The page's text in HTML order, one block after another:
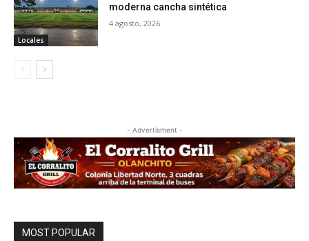
Locales
moderna cancha sintética
4 agosto, 2026
- Advertisment -
MOST POPULAR